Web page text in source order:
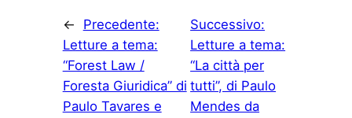
←
Precedente:
Letture a tema:
“Forest Law /
Foresta Giuridica” di
Paulo Tavares e
Successivo:
Letture a tema:
“La città per
tutti”, di Paulo
Mendes da